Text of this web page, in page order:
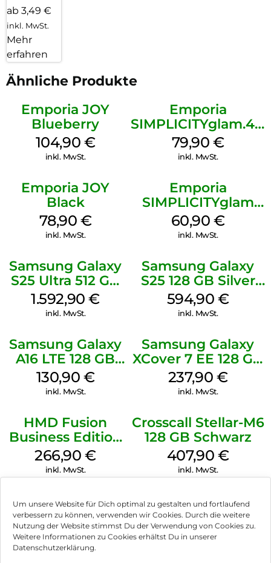
Um unsere Website für Dich optimal zu gestalten und fortlaufend
verbessern zu können, verwenden wir Cookies. Durch die weitere
Nutzung der Website stimmst Du der Verwendung von Cookies zu.
Weitere Informationen zu Cookies erhältst Du in unserer
Datenschutzerklärung.
ab 3,49 €
inkl. MwSt.
Mehr
erfahren
Ähnliche Produkte
Emporia JOY
Blueberry
104,90 €
inkl. MwSt.
Emporia
SIMPLICITYglam.4G
Schwarz
79,90 €
inkl. MwSt.
Emporia JOY
Black
78,90 €
inkl. MwSt.
Emporia
SIMPLICITYglam
Schwarz
60,90 €
inkl. MwSt.
Samsung Galaxy
S25 Ultra 512 GB
Titanium
Silverblue
1.592,90€
inkl. MwSt.
Samsung Galaxy
S25 128 GB Silver
Shadow
594,90 €
inkl. MwSt.
Samsung Galaxy
A16 LTE 128 GB
Black
130,90 €
inkl. MwSt.
Samsung Galaxy
XCover 7 EE 128 GB
Black
237,90 €
inkl. MwSt.
HMD Fusion
Business Edition
256 GB Grey
266,90€
inkl. MwSt.
Crosscall Stellar-M6
128 GB Schwarz
407,90 €
inkl. MwSt.
Impressum